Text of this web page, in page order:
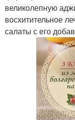
великолепную
восхитительное
салаты с его